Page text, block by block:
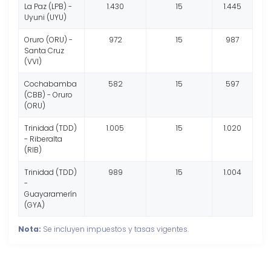
La Paz (LPB) -
Uyuni (UYU)
1.430 15 1.445
Oruro (ORU) -
Santa Cruz
(VVI)
972 15 987
Cochabamba
(CBB) - Oruro
(ORU)
582 15 597
Trinidad (TDD)
- Riberalta
(RIB)
1.005 15 1.020
Trinidad (TDD)
-
Guayaramerín
(GYA)
989 15 1.004
Nota: Se incluyen impuestos y tasas vigentes.